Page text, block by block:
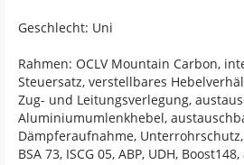
Geschlecht: Uni
Rahmen: OCLV Mountain Carbon,
Steuersatz, verstellbares
Zug- und Leitungsverlegung,
Aluminiumumlenkhebel,
Dämpferaufnahme,
BSA 73, ISCG 05, ABP, UDH,